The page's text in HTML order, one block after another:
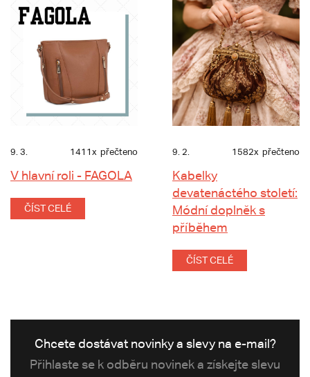
9. 3. 1411x přečteno
V hlavní roli - FAGOLA
ČÍST CELÉ
9. 2. 1582x přečteno
Kabelky
devatenáctého století:
Módní doplněk s
příběhem
ČÍST CELÉ
Chcete dostávat novinky a slevy na e-mail?
Přihlaste se k odběru novinek a získejte slevu